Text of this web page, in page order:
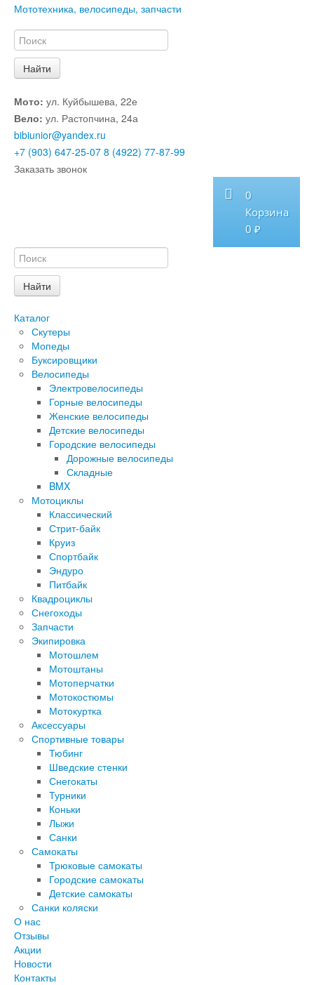
Мототехника, велосипеды, запчасти
Мото: ул. Куйбышева, 22е
Вело: ул. Растопчина, 24а
bibiunior@yandex.ru
+7 (903) 647-25-07 8 (4922) 77-87-99
Заказать звонок
0
Корзина
0 ₽
Каталог
Скутеры
Мопеды
Буксировщики
Велосипеды
Электровелосипеды
Горные велосипеды
Женские велосипеды
Детские велосипеды
Городские велосипеды
Дорожные велосипеды
Складные
BMX
Мотоциклы
Классический
Стрит-байк
Круиз
Спортбайк
Эндуро
Питбайк
Квадроциклы
Снегоходы
Запчасти
Экипировка
Мотошлем
Мотоштаны
Мотоперчатки
Мотокостюмы
Мотокуртка
Аксессуары
Спортивные товары
Тюбинг
Шведские стенки
Снегокаты
Турники
Коньки
Лыжи
Санки
Самокаты
Трюковые самокаты
Городские самокаты
Детские самокаты
Санки коляски
О нас
Отзывы
Акции
Новости
Контакты